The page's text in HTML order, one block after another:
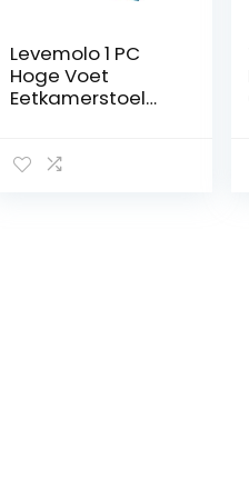
Levemolo 1 PC
Hoge Voet
Eetkamerstoel
Cartoon Tapijten